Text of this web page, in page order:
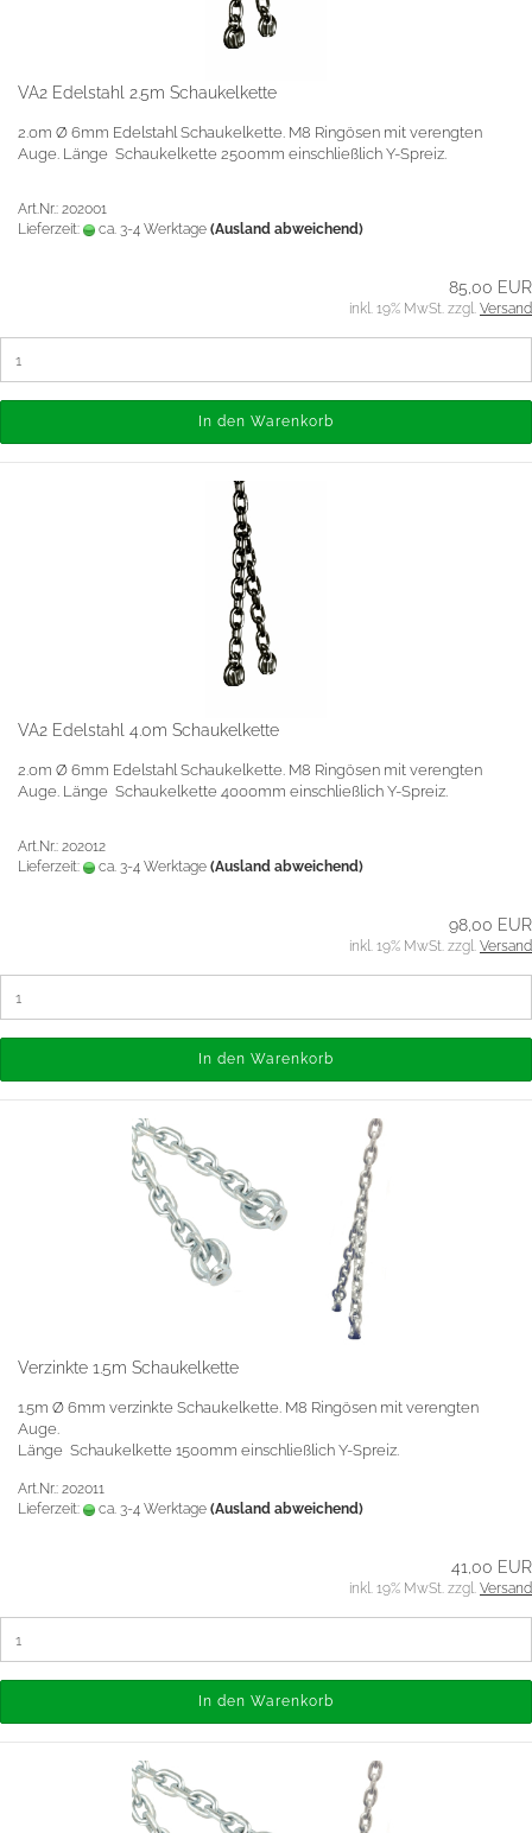
VA2 Edelstahl 2.5m Schaukelkette
2.0m Ø 6mm Edelstahl Schaukelkette. M8 Ringösen mit verengten
Auge. Länge Schaukelkette 2500mm einschließlich Y-Spreiz.
Art.Nr.: 202001
Lieferzeit:
ca. 3-4 Werktage (Ausland abweichend)
85,00 EUR
inkl. 19% MwSt. zzgl. Versand
In den Warenkorb
VA2 Edelstahl 4.0m Schaukelkette
2.0m Ø 6mm Edelstahl Schaukelkette. M8 Ringösen mit verengten
Auge. Länge Schaukelkette 4000mm einschließlich Y-Spreiz.
Art.Nr.: 202012
Lieferzeit:
ca. 3-4 Werktage (Ausland abweichend)
98,00 EUR
inkl. 19% MwSt. zzgl. Versand
In den Warenkorb
Verzinkte 1.5m Schaukelkette
1.5m Ø 6mm verzinkte Schaukelkette. M8 Ringösen mit verengten
Auge.
Länge Schaukelkette 1500mm einschließlich Y-Spreiz.
Art.Nr.: 202011
Lieferzeit:
ca. 3-4 Werktage (Ausland abweichend)
41,00 EUR
inkl. 19% MwSt. zzgl. Versand
In den Warenkorb